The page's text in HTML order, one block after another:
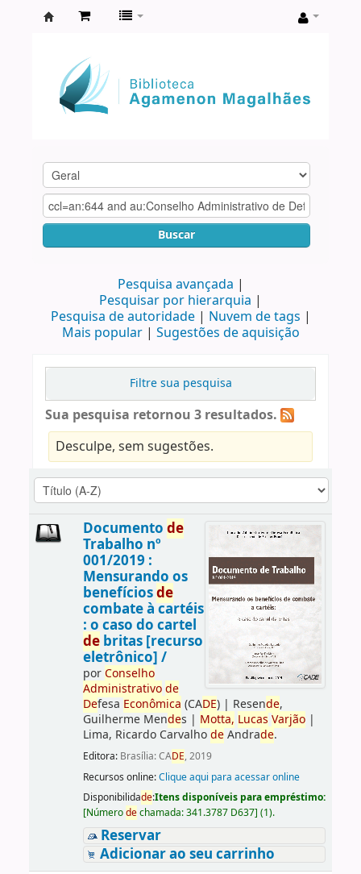
Agamenon
Magalhães
Buscar
Pesquisa avançada
Pesquisar por hierarquia
Pesquisa de autoridade
Nuvem de tags
Mais popular
Sugestões de aquisição
Filtre sua pesquisa
Sua pesquisa retornou 3 resultados.
Desculpe, sem sugestões.
Documento de
Trabalho nº
001/2019 :
Mensurando os
benefíciosde
combate à cartéis
: o caso do cartel
debritas [recurso
eletrônico] /
porConselho
Administrativo de
Defesa Econômica (CADE)| Resende,
Guilherme Mendes | Motta, Lucas Varjão|
Lima, Ricardo CarvalhodeAndrade.
Editora: Brasília: CADE, 2019
Recursos online:Clique aqui para acessar online
Disponibilidade:Itens disponíveis para empréstimo:
[Númerodechamada:341.3787 D637] (1).
Reservar
Adicionar ao seu carrinho